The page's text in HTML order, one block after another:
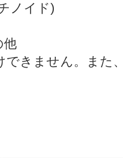
ノイド)
他
きません。また